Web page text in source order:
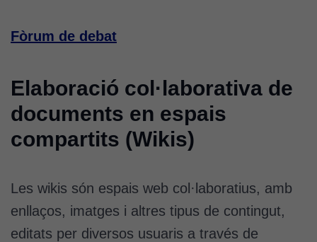
Fòrum de debat
Elaboració col·laborativa de
documents en espais
compartits (Wikis)
Les wikis són espais web col·laboratius, amb
enllaços, imatges i altres tipus de contingut,
editats per diversos usuaris a través de
Per a oferir
continguts
publicitaris
relacionats
amb els
l'usuari, bé
bé per mitjà
de tercers